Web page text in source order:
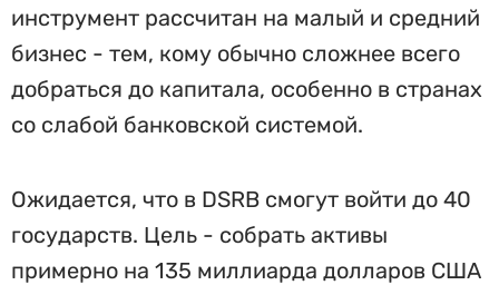
инструмент рассчитан на малый и средний
бизнес - тем, кому обычно сложнее всего
добраться до капитала, особенно в странах
со слабой банковской системой.
Ожидается, что в DSRB смогут войти до 40
государств. Цель - собрать активы
примерно на 135 миллиарда долларов США